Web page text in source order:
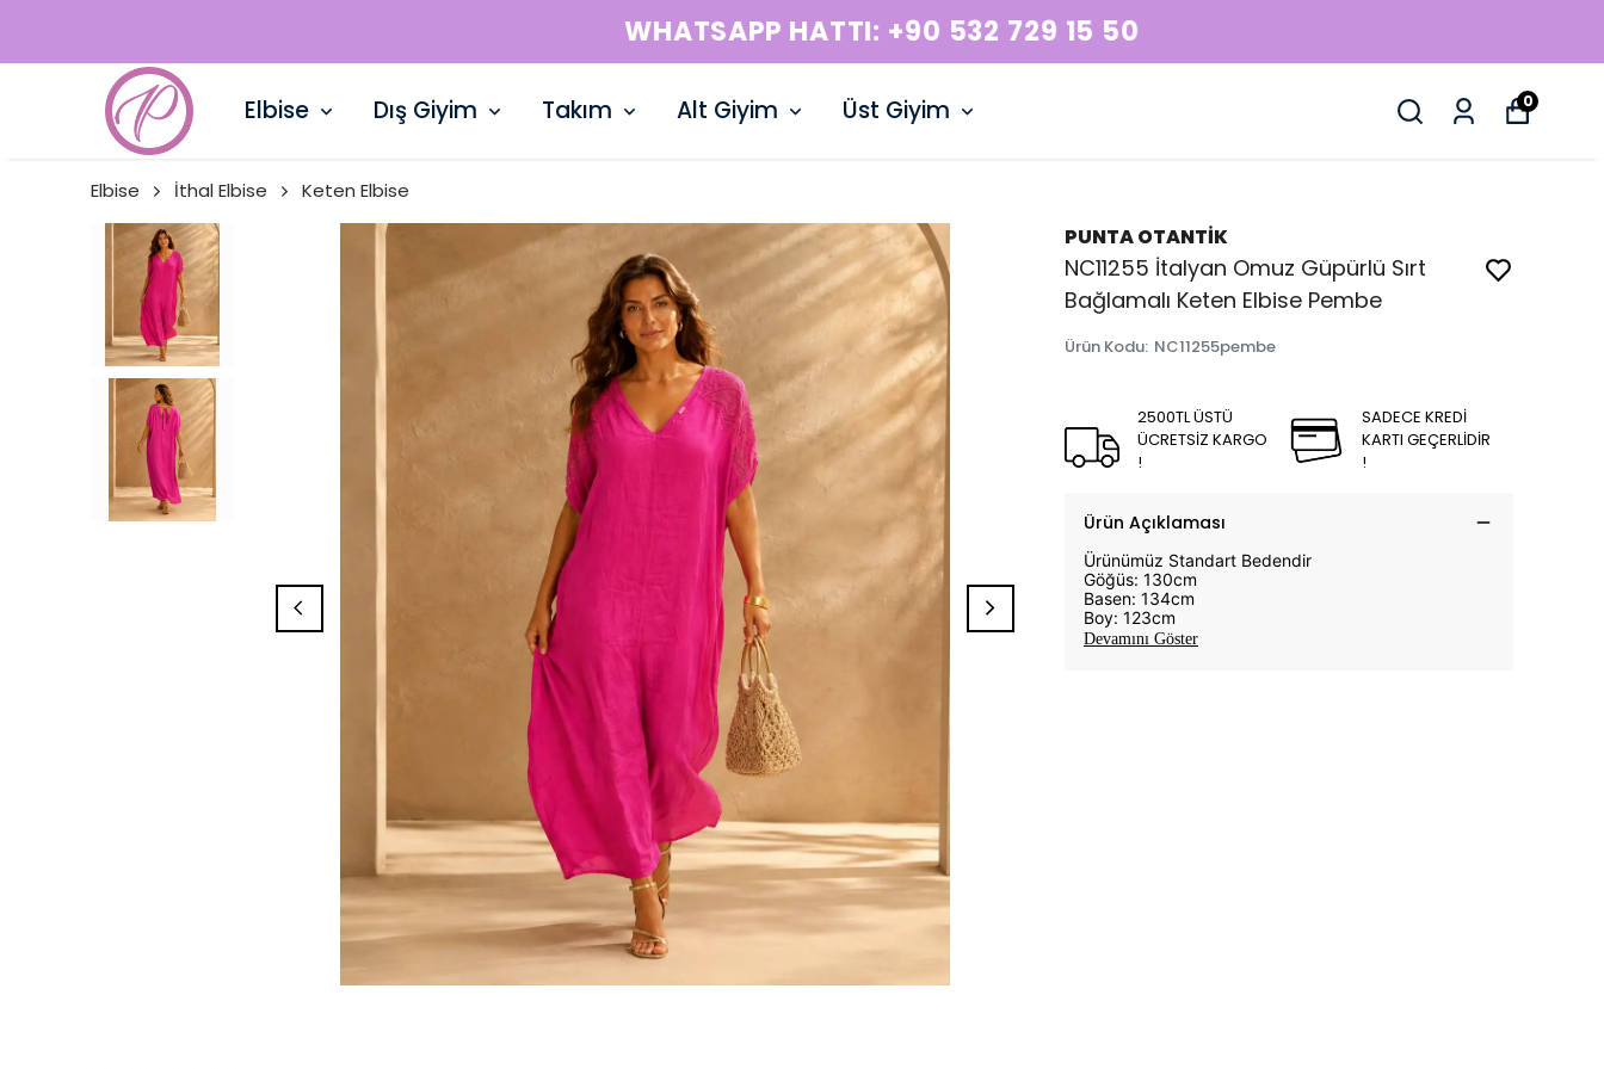
WHATSAPP HATTI: +90 532 729 15 50
Elbise Dış Giyim Takım Alt Giyim Üst Giyim 0
Elbise İthal Elbise Keten Elbise
PUNTA OTANTİK
NC11255 İtalyan Omuz Güpürlü Sırt
Bağlamalı Keten Elbise Pembe
Ürün Kodu: NC11255pembe
2500TL ÜSTÜ
ÜCRETSİZ KARGO
!
SADECE KREDİ
KARTI GEÇERLİDİR
!
Ürün Açıklaması
Ürünümüz Standart Bedendir
Göğüs: 130cm
Basen: 134cm
Boy: 123cm
Devamını Göster